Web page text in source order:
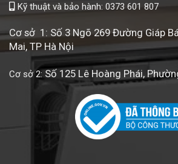
Kỹ thuật và bảo hành: 0373 601 807
Cơ sở 1: Số 3 Ngõ 269 Đường Giáp
Mai, TP Hà Nội
Cơ sở 2: Số 125 Lê Hoàng Phái,